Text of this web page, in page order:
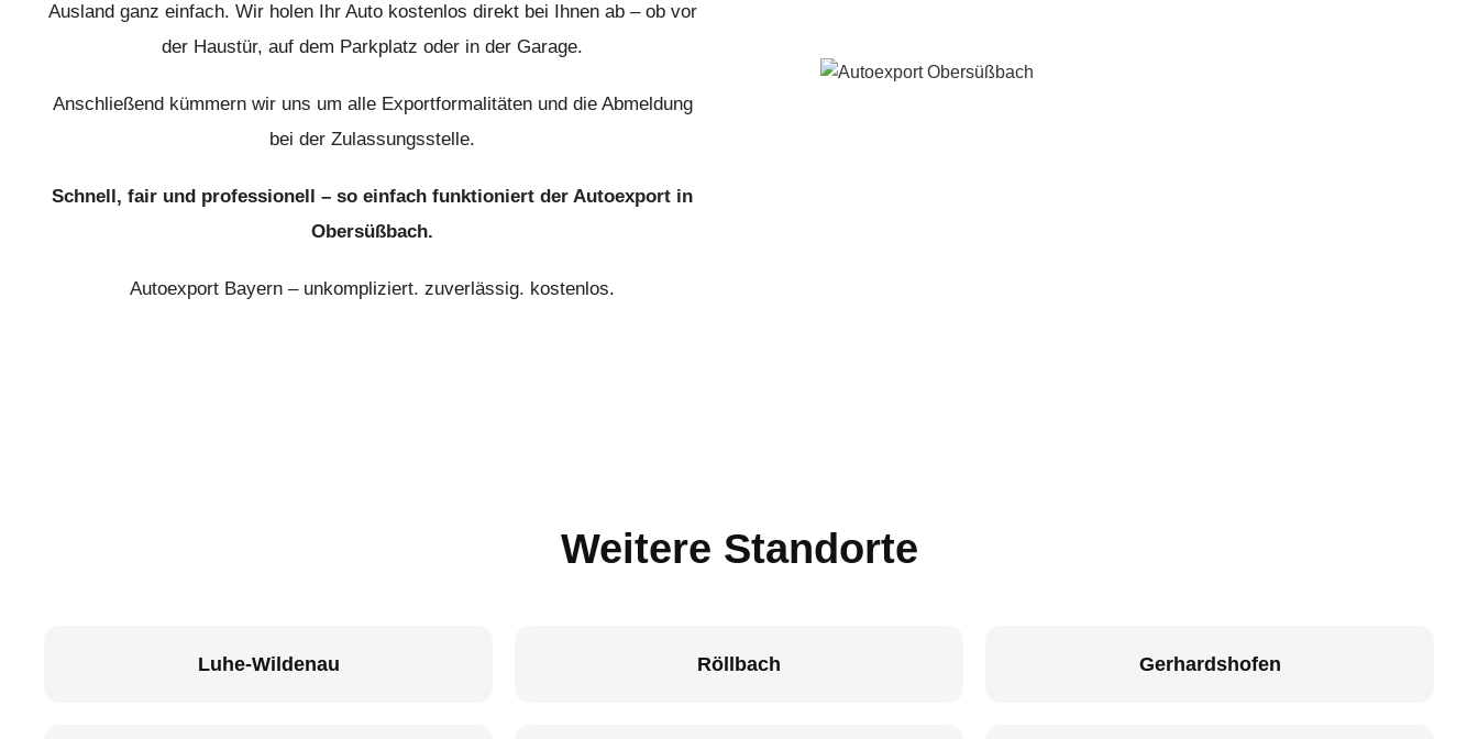
Ausland ganz einfach. Wir holen Ihr Auto kostenlos direkt bei Ihnen ab – ob vor
der Haustür, auf dem Parkplatz oder in der Garage.
Anschließend kümmern wir uns um alle Exportformalitäten und die Abmeldung
bei der Zulassungsstelle.
Schnell, fair und professionell – so einfach funktioniert der Autoexport in
Obersüßbach.
Autoexport Bayern – unkompliziert. zuverlässig. kostenlos.
Weitere Standorte
Luhe-Wildenau Röllbach Gerhardshofen